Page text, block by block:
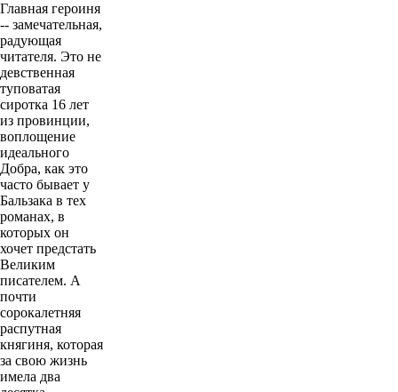
Главная героиня
-- замечательная,
радующая
читателя. Это не
девственная
туповатая
сиротка 16 лет
из провинции,
воплощение
идеального
Добра, как это
часто бывает у
Бальзака в тех
романах, в
которых он
хочет предстать
Великим
писателем. А
почти
сорокалетняя
распутная
княгиня, которая
за свою жизнь
имела два